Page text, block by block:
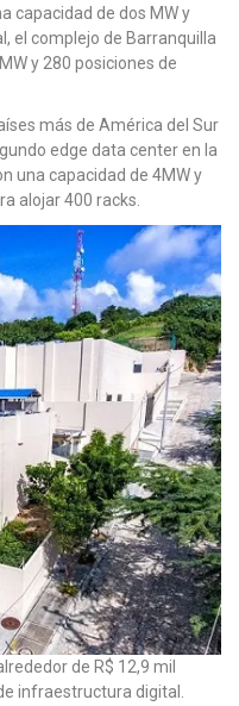
capacidad de dos MW y
el complejo de Barranquilla
y 280 posiciones de
más de América del Sur
edge data center en la
una capacidad de 4MW y
alojar 400 racks.
de R$ 12,9 mil
infraestructura digital.